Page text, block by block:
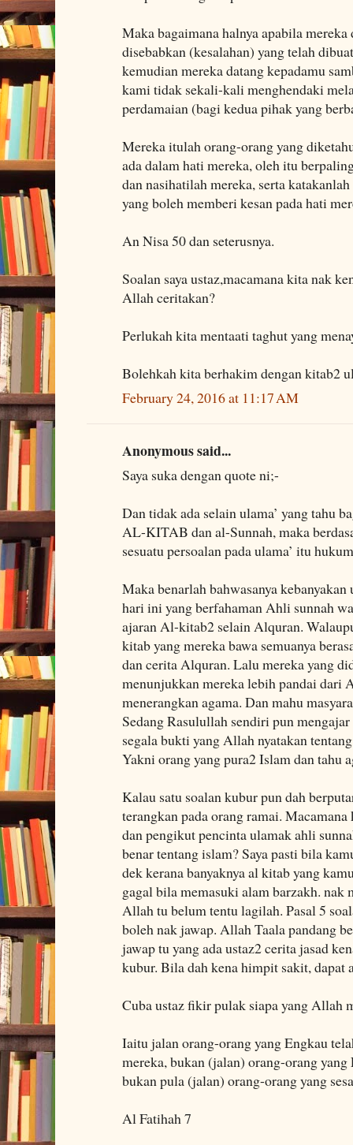
Maka bagaimana halnya apabila
disebabkan (kesalahan) yang telah
kemudian mereka datang kepadamu
kami tidak sekali-kali menghendaki
perdamaian (bagi kedua pihak yang
Mereka itulah orang-orang yang
ada dalam hati mereka, oleh itu
dan nasihatilah mereka, serta
yang boleh memberi kesan pada hati
An Nisa 50 dan seterusnya.
Soalan saya ustaz,macamana kita nak
Allah ceritakan?
Perlukah kita mentaati taghut yang
Bolehkah kita berhakim dengan kitab2
February 24, 2016 at 11:17 AM
Anonymous said...
Saya suka dengan quote ni;-
Dan tidak ada selain ulama’ yang tahu
AL-KITAB dan al-Sunnah, maka
sesuatu persoalan pada ulama’ itu
Maka benarlah bahwasanya
hari ini yang berfahaman Ahli sunnah
ajaran Al-kitab2 selain Alquran.
kitab yang mereka bawa semuanya
dan cerita Alquran. Lalu mereka yang
menunjukkan mereka lebih pandai dari
menerangkan agama. Dan mahu
Sedang Rasulullah sendiri pun
segala bukti yang Allah nyatakan
Yakni orang yang pura2 Islam dan tahu
Kalau satu soalan kubur pun dah
terangkan pada orang ramai.
dan pengikut pencinta ulamak ahli
benar tentang islam? Saya pasti bila
dek kerana banyaknya al kitab yang
gagal bila memasuki alam barzakh. nak
Allah tu belum tentu lagilah. Pasal 5
boleh nak jawap. Allah Taala pandang
jawap tu yang ada ustaz2 cerita jasad
kubur. Bila dah kena himpit sakit, dapat
Cuba ustaz fikir pulak siapa yang Allah
Iaitu jalan orang-orang yang Engkau
mereka, bukan (jalan) orang-orang
bukan pula (jalan) orang-orang yang
Al Fatihah 7